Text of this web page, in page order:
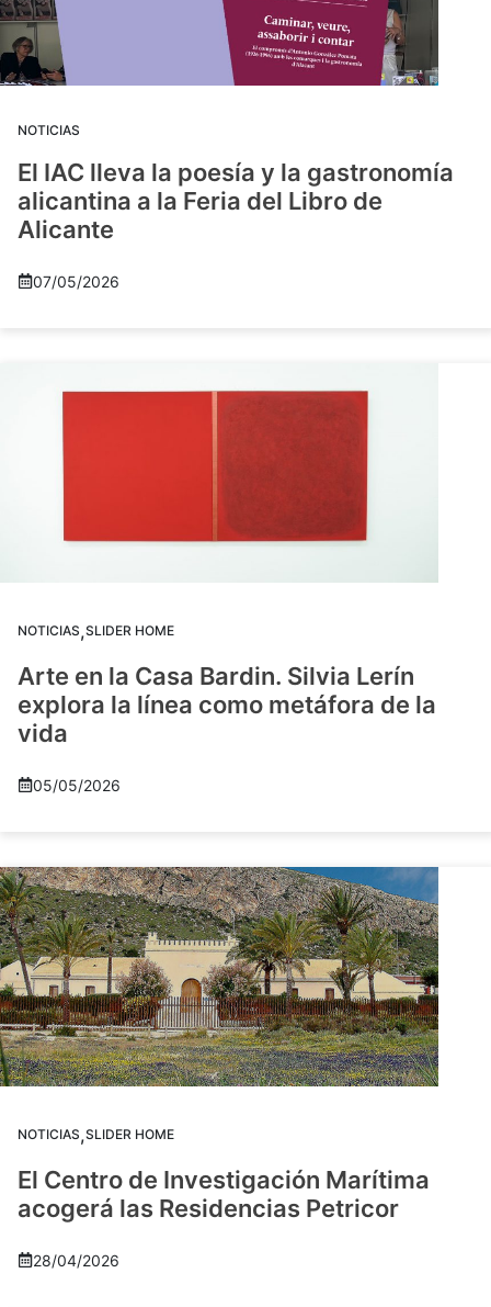
NOTICIAS
El IAC lleva la poesía y la gastronomía
alicantina a la Feria del Libro de
Alicante
07/05/2026
NOTICIAS,SLIDER HOME
Arte en la Casa Bardin. Silvia Lerín
explora la línea como metáfora de la
vida
05/05/2026
NOTICIAS,SLIDER HOME
El Centro de Investigación Marítima
acogerá las Residencias Petricor
28/04/2026